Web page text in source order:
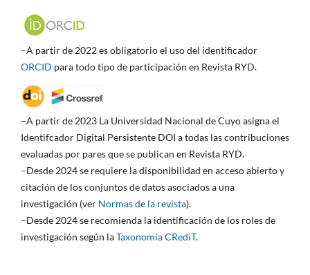
–A partir de 2022 es obligatorio el uso del identificador
ORCID para todo tipo de participación en Revista RYD.
–A partir de 2023 La Universidad Nacional de Cuyo asigna el
Identifcador Digital Persistente DOI a todas las contribuciones
evaluadas por pares que se publican en Revista RYD.
–Desde 2024 se requiere la disponibilidad en acceso abierto y
citación de los conjuntos de datos asociados a una
investigación (ver Normas de la revista).
–Desde 2024 se recomienda la identificación de los roles de
investigación según laTaxonomía CRediT.